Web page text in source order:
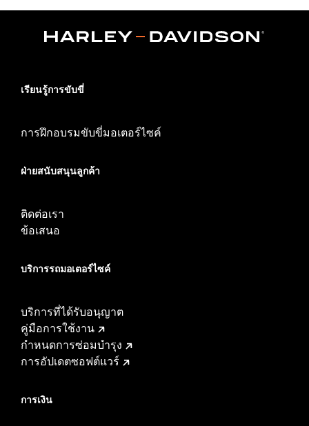
เรียนรู้การขับขี่
การฝึกอบรมขับขี่มอเตอร์ไซค์
ฝ่ายสนับสนุนลูกค้า
ติดต่อเรา
ข้อเสนอ
บริการรถมอเตอร์ไซค์​
บริการที่ได้รับอนุญาต
คู่มือการใช้งาน
กำหนดการซ่อมบำรุง
การอัปเดตซอฟต์แวร์
การเงิน